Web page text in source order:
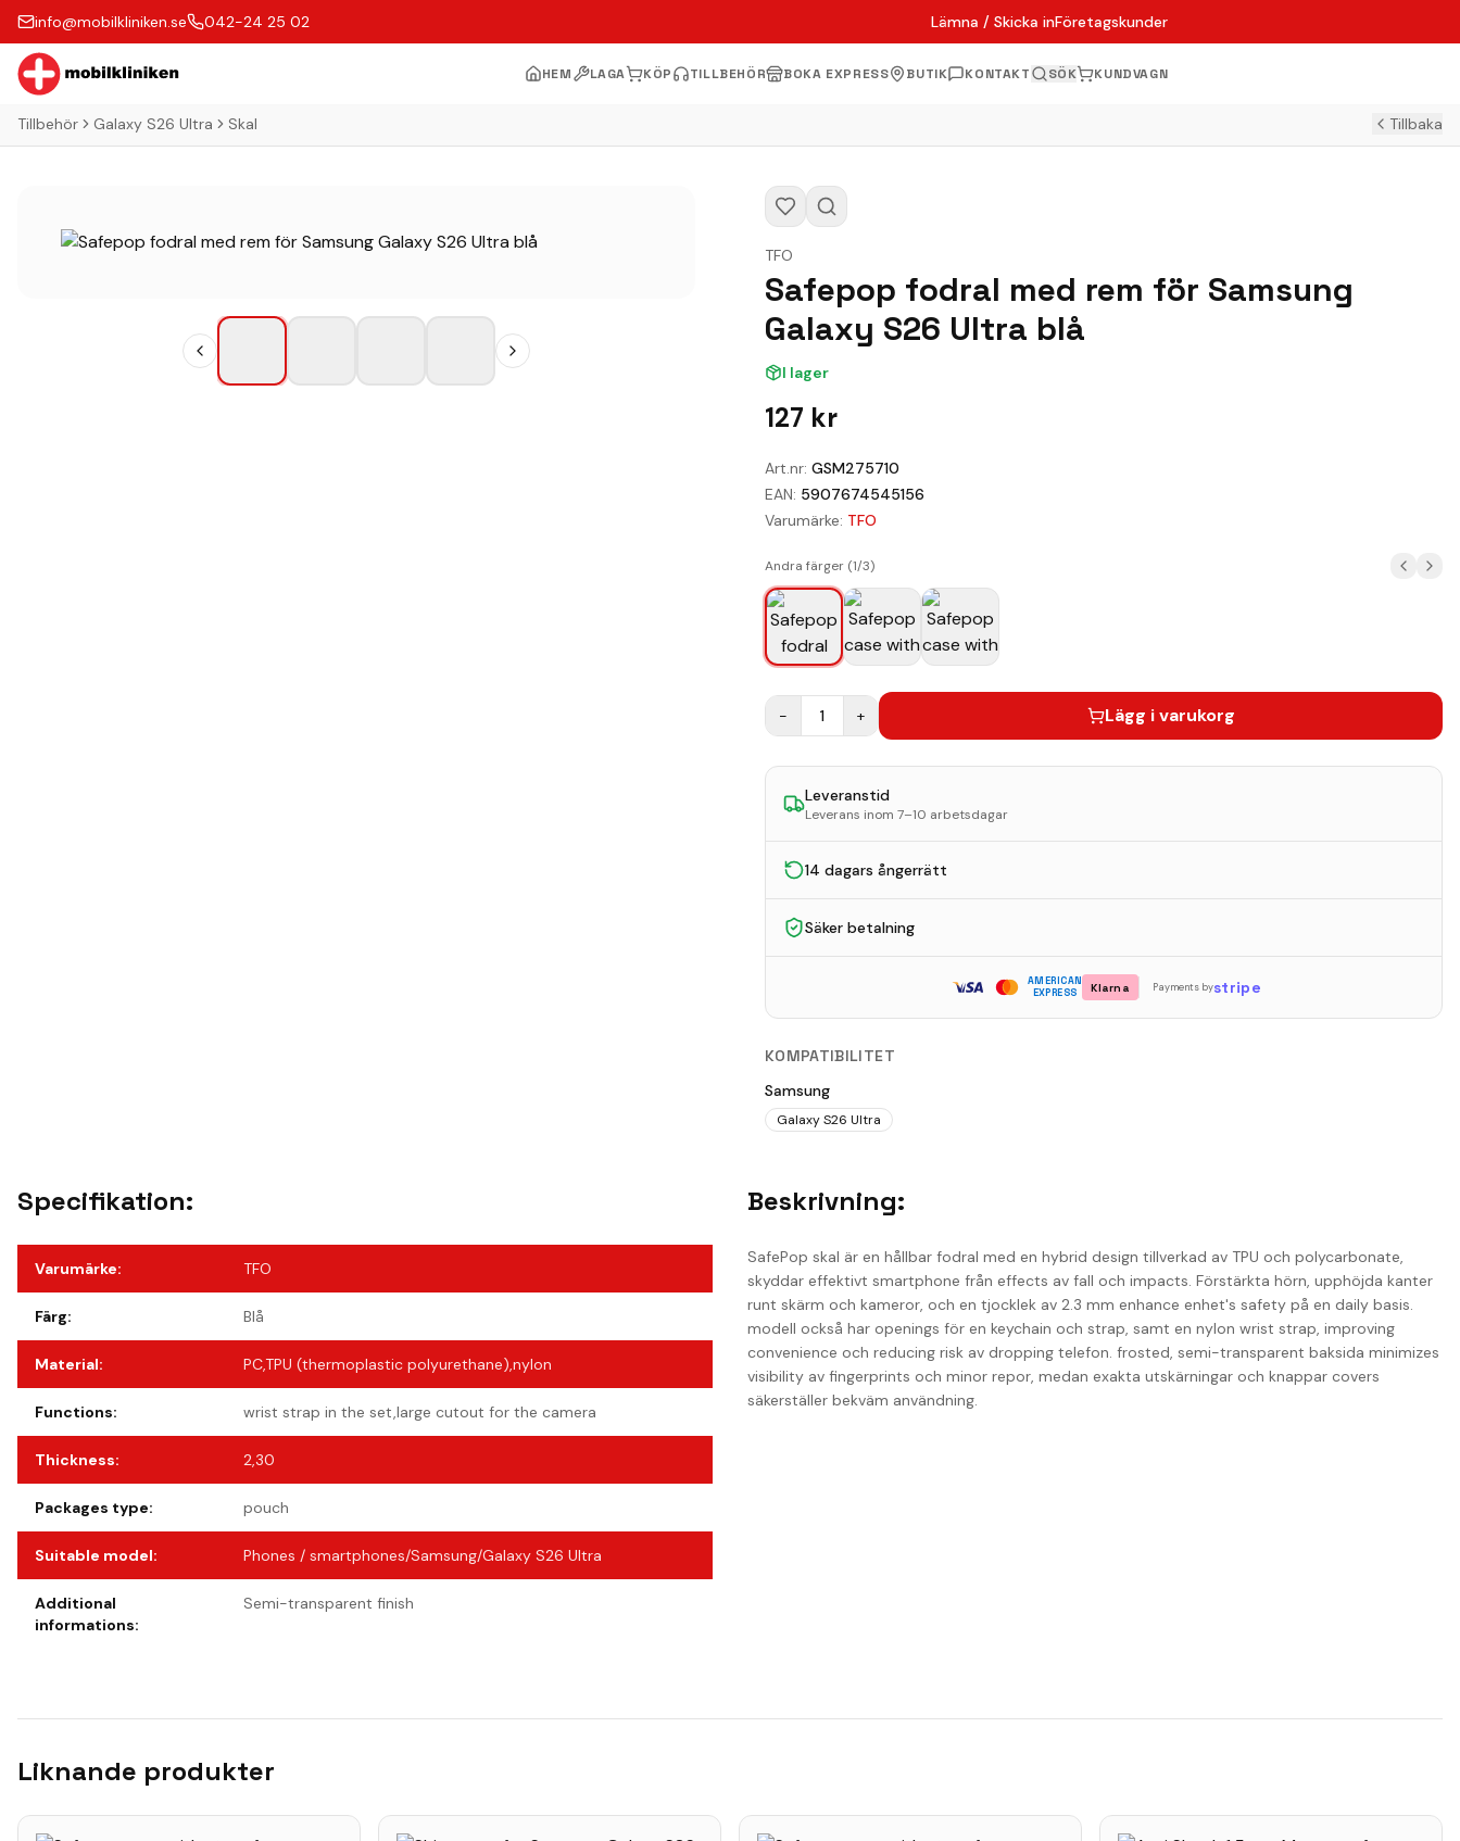
info@mobilkliniken.se 042-24 25 02 Lämna / Skicka inFöretagskunder
HEM LAGA KÖP TILLBEHÖR BOKA EXPRESS BUTIK KONTAKT SÖK KUNDVAGN
Tillbehör Galaxy S26 Ultra Skal Tillbaka
TFO
Safepop fodral med rem för Samsung
Galaxy S26 Ultra blå
I lager
127 kr
Art.nr: GSM275710
EAN: 5907674545156
Varumärke: TFO
Andra färger (1/3)
− 1 + Lägg i varukorg
Leveranstid
Leverans inom 7–10 arbetsdagar
14 dagars ångerrätt
Säker betalning
AMERICAN
EXPRESS
Klarna Payments bystripe
KOMPATIBILITET
Samsung
Galaxy S26 Ultra
Specifikation:
Varumärke: TFO
Färg: Blå
Material: PC,TPU (thermoplastic polyurethane),nylon
Functions: wrist strap in the set,large cutout for the camera
Thickness: 2,30
Packages type: pouch
Suitable model: Phones / smartphones/Samsung/Galaxy S26 Ultra
Additional
informations:
Semi-transparent finish
Beskrivning:
SafePop skal är en hållbar fodral med en hybrid design tillverkad av TPU och polycarbonate,
skyddar effektivt smartphone från effects av fall och impacts. Förstärkta hörn, upphöjda kanter
runt skärm och kameror, och en tjocklek av 2.3 mm enhance enhet's safety på en daily basis.
modell också har openings för en keychain och strap, samt en nylon wrist strap, improving
convenience och reducing risk av dropping telefon. frosted, semi-transparent baksida minimizes
visibility av fingerprints och minor repor, medan exakta utskärningar och knappar covers
säkerställer bekväm användning.
Liknande produkter